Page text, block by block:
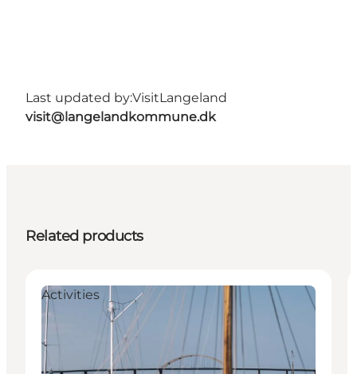
Last updated by:VisitLangeland
visit@langelandkommune.dk
Related products
Activities